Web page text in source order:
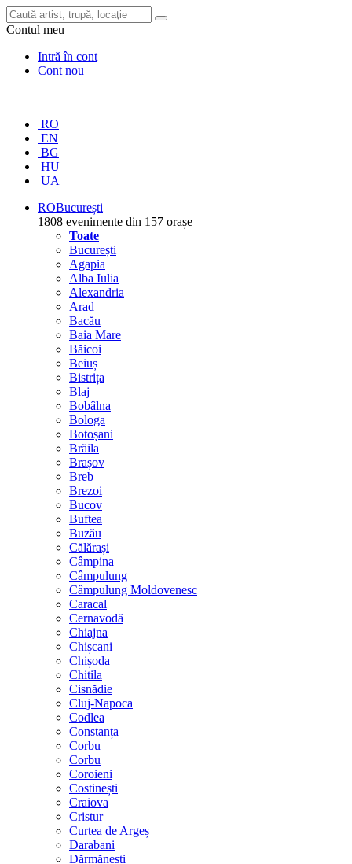
Contul meu
Intră în cont
Cont nou
RO
EN
BG
HU
UA
ROBucurești
1808 evenimente din 157 orașe
Toate
București
Agapia
Alba Iulia
Alexandria
Arad
Bacău
Baia Mare
Băicoi
Beiuș
Bistrița
Blaj
Bobâlna
Bologa
Botoșani
Brăila
Brașov
Breb
Brezoi
Bucov
Buftea
Buzău
Călărași
Câmpina
Câmpulung
Câmpulung Moldovenesc
Caracal
Cernavodă
Chiajna
Chișcani
Chișoda
Chitila
Cisnădie
Cluj-Napoca
Codlea
Constanța
Corbu
Corbu
Coroieni
Costinești
Craiova
Cristur
Curtea de Argeș
Darabani
Dărmănești